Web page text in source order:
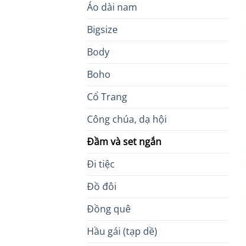
Áo dài nam
Bigsize
Body
Boho
Cổ Trang
Công chúa, dạ hội
Đầm và set ngắn
Đi tiệc
Đồ đôi
Đồng quê
Hầu gái (tạp dề)